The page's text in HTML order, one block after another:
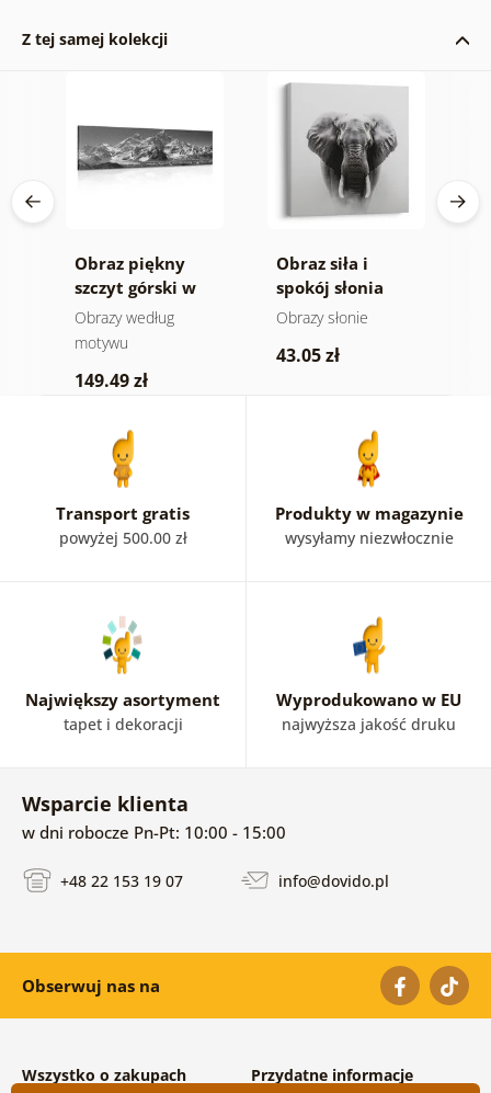
Z tej samej kolekcji
Obraz piękny
szczyt górski w
wersji czarno-
białej
Obrazy według
motywu
149.49 zł
Obraz siła i
spokój słonia
Obrazy słonie
43.05 zł
Transport gratis
powyżej 500.00 zł
Produkty w magazynie
wysyłamy niezwłocznie
Największy asortyment
tapet i dekoracji
Wyprodukowano w EU
najwyższa jakość druku
Wsparcie klienta
w dni robocze Pn-Pt: 10:00 - 15:00
+48 22 153 19 07 info@dovido.pl
Obserwuj nas na
Wszystko o zakupach Przydatne informacje